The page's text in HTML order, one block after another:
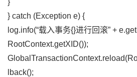
}
} catch (Exception e) {
log.info(“载入事务{}进行回滚” +
RootContext.getXID());
lback();